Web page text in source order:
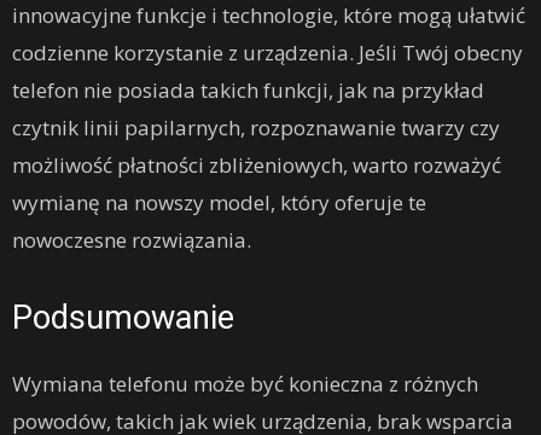
innowacyjne funkcje i technologie, które mogą ułatwić
codzienne korzystanie z urządzenia. Jeśli Twój obecny
telefon nie posiada takich funkcji, jak na przykład
czytnik linii papilarnych, rozpoznawanie twarzy czy
możliwość płatności zbliżeniowych, warto rozważyć
wymianę na nowszy model, który oferuje te
nowoczesne rozwiązania.
Podsumowanie
Wymiana telefonu może być konieczna z różnych
powodów, takich jak wiek urządzenia, brak wsparcia